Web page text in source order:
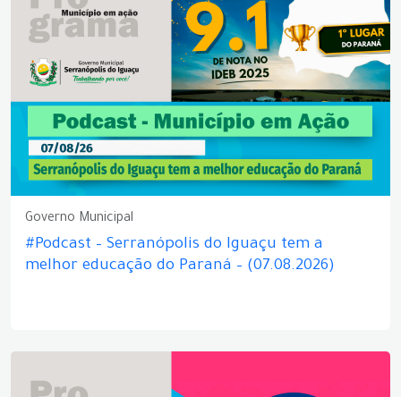
Governo Municipal
#Podcast – Serranópolis do Iguaçu tem a
melhor educação do Paraná – (07.08.2026)